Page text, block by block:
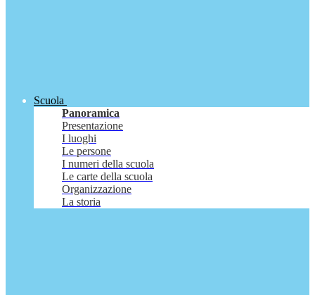
Scuola
Panoramica
Presentazione
I luoghi
Le persone
I numeri della scuola
Le carte della scuola
Organizzazione
La storia